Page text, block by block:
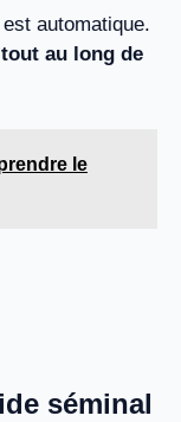
automatique.
au long de
le
séminal